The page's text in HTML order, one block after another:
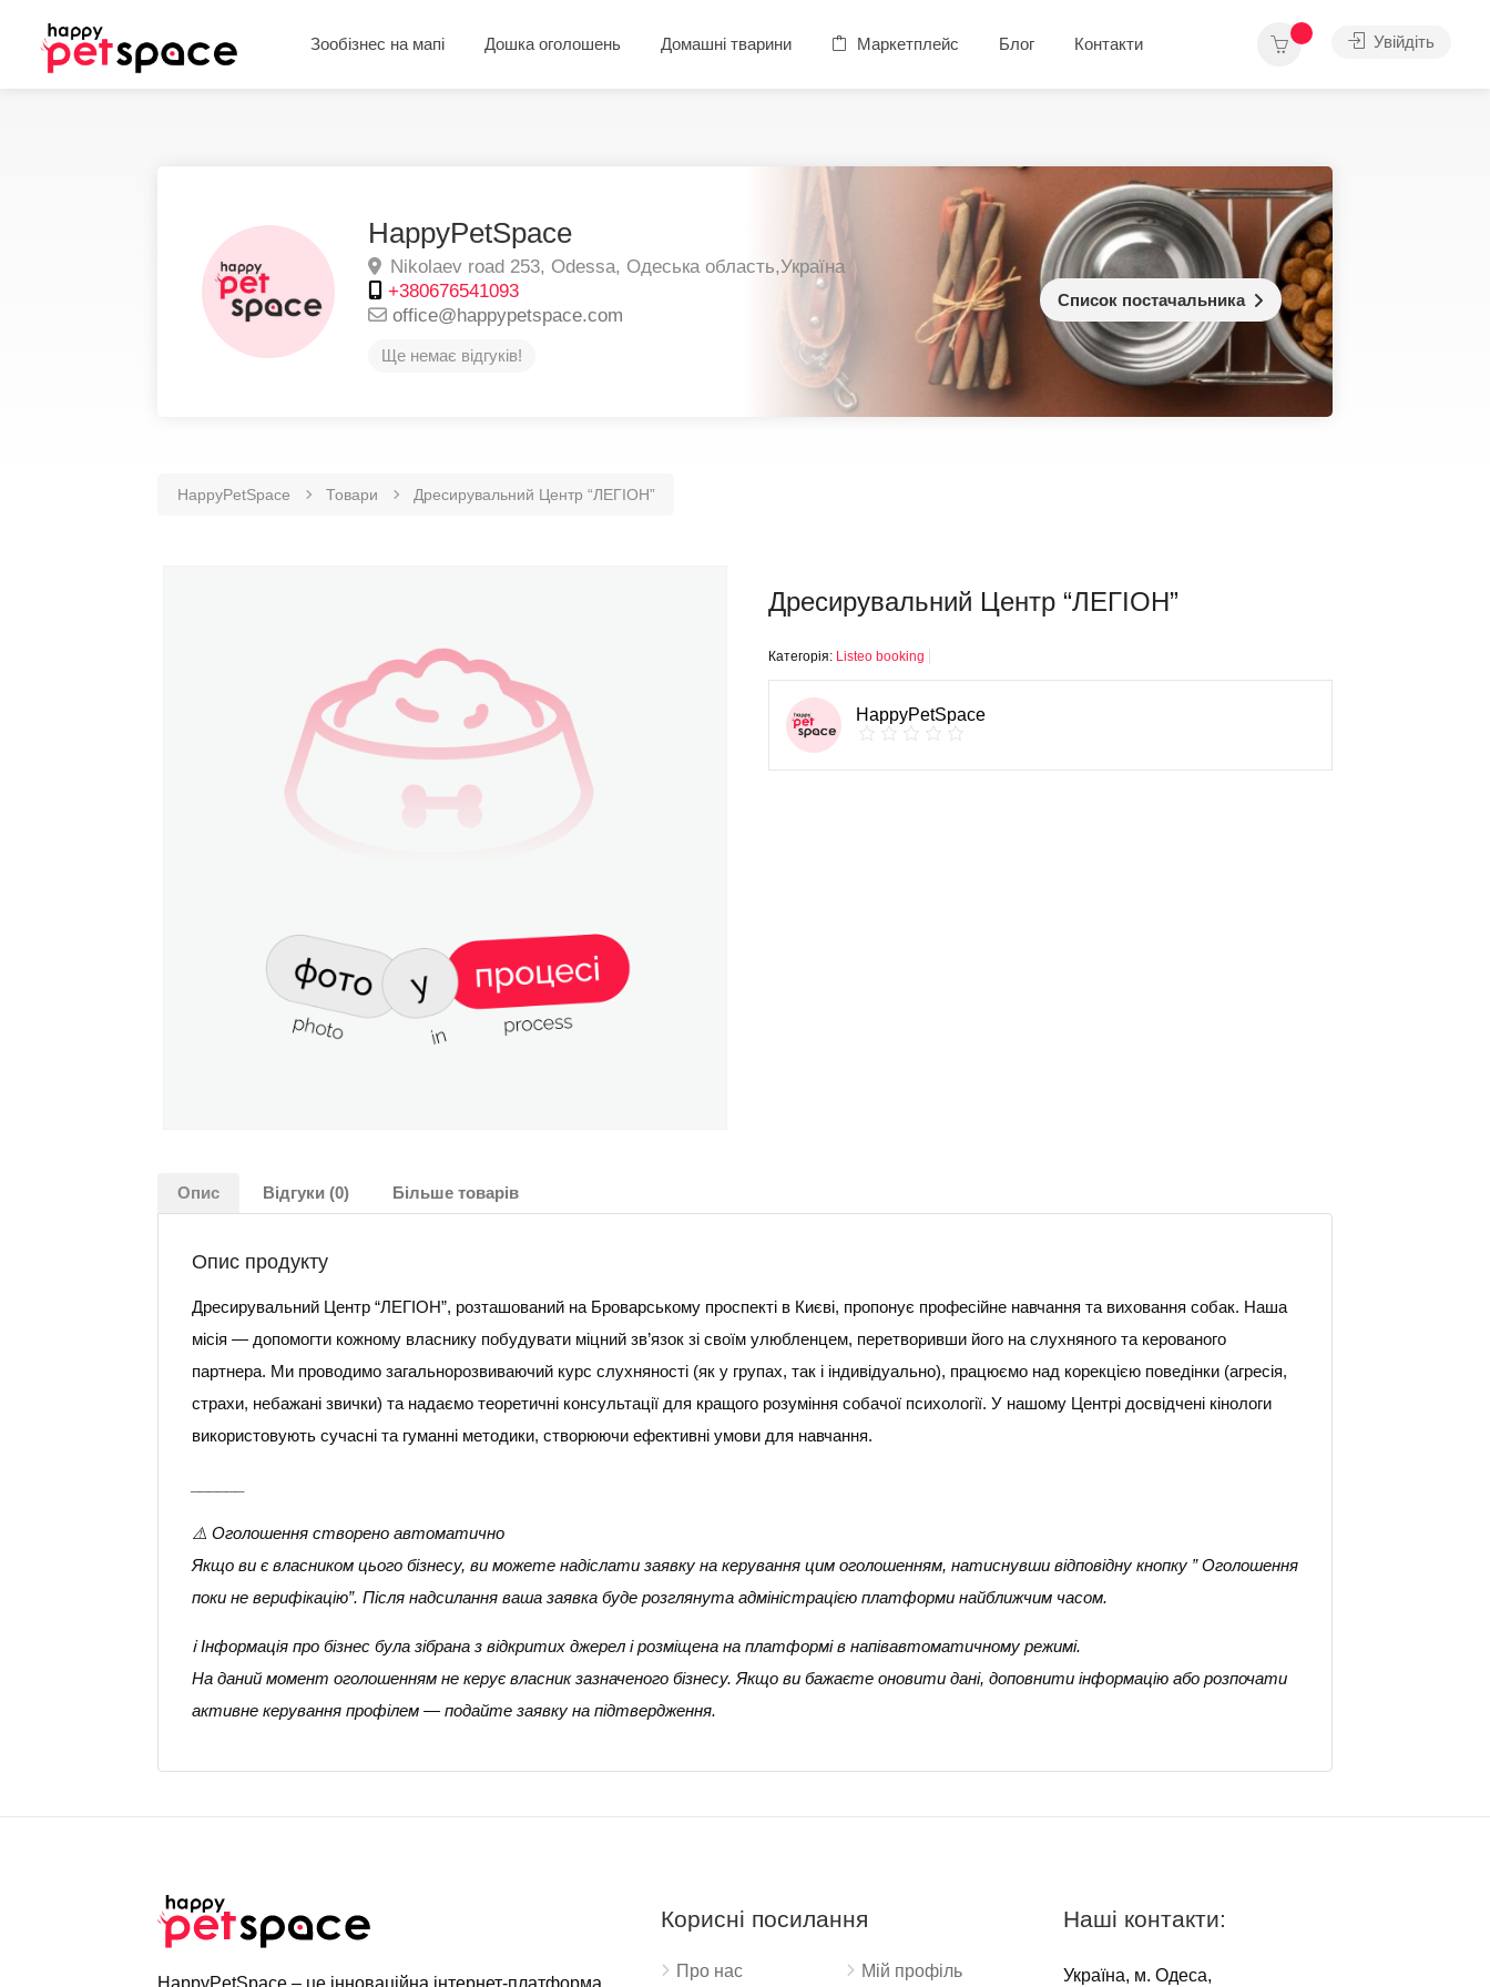
Зообізнес на мапі Дошка оголошень Домашні тварини Маркетплейс Блог Контакти Увійдіть
HappyPetSpace
Nikolaev road 253, Odessa, Одеська область,Україна
+380676541093
office@happypetspace.com
Ще немає відгуків!
Список постачальника
HappyPetSpace Товари Дресирувальний Центр “ЛЕГІОН”
Дресирувальний Центр “ЛЕГІОН”
Категорія: Listeo booking
HappyPetSpace
Опис Відгуки (0) Більше товарів
Опис продукту
Дресирувальний Центр “ЛЕГІОН”, розташований на Броварському проспекті в Києві, пропонує професійне навчання та виховання собак. Наша
місія — допомогти кожному власнику побудувати міцний зв’язок зі своїм улюбленцем, перетворивши його на слухняного та керованого
партнера. Ми проводимо загальнорозвиваючий курс слухняності (як у групах, так і індивідуально), працюємо над корекцією поведінки (агресія,
страхи, небажані звички) та надаємо теоретичні консультації для кращого розуміння собачої психології. У нашому Центрі досвідчені кінологи
використовують сучасні та гуманні методики, створюючи ефективні умови для навчання.
⚠️ Оголошення створено автоматично
Якщо ви є власником цього бізнесу, ви можете надіслати заявку на керування цим оголошенням, натиснувши відповідну кнопку ” Оголошення
поки не верифікацію”. Після надсилання ваша заявка буде розглянута адміністрацією платформи найближчим часом.
ℹ️ Інформація про бізнес була зібрана з відкритих джерел і розміщена на платформі в напівавтоматичному режимі.
На даний момент оголошенням не керує власник зазначеного бізнесу. Якщо ви бажаєте оновити дані, доповнити інформацію або розпочати
активне керування профілем — подайте заявку на підтвердження.
HappyPetSpace – це інноваційна інтернет-платформа,
Корисні посилання
Про нас Мій профіль
Наші контакти:
Україна, м. Одеса,